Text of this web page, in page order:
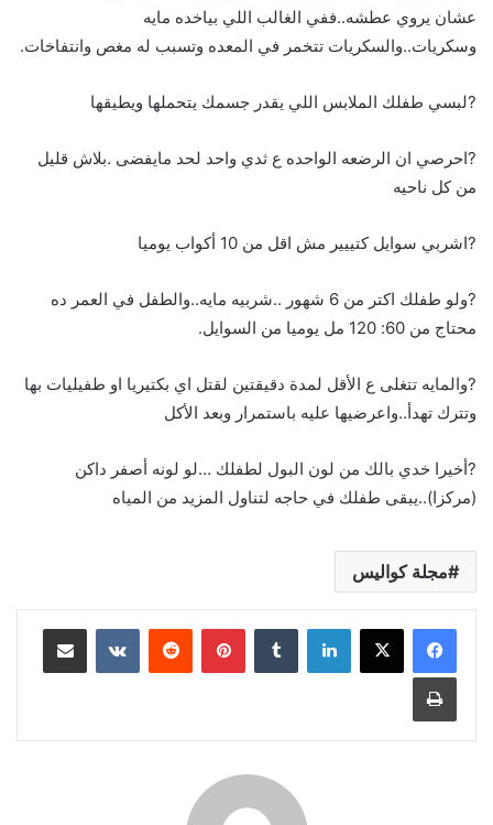
عشان يروي عطشه..ففي الغالب اللي بياخده مايه
وسكريات..والسكريات تتخمر في المعده وتسبب له مغص وانتفاخات.
?لبسي طفلك الملابس اللي يقدر جسمك يتحملها ويطيقها
?احرصي ان الرضعه الواحده ع ثدي واحد لحد مايفضى .بلاش قليل
من كل ناحيه
?اشربي سوايل كتييير مش اقل من 10 أكواب يوميا
?ولو طفلك اكتر من 6 شهور ..شربيه مايه..والطفل في العمر ده
محتاج من 60: 120 مل يوميا من السوايل.
?والمايه تتغلى ع الأقل لمدة دقيقتين لقتل اي بكتيريا او طفيليات بها
وتترك تهدأ..واعرضيها عليه باستمرار وبعد الأكل
?أخيرا خدي بالك من لون البول لطفلك …لو لونه أصفر داكن
(مركزا)..يبقى طفلك في حاجه لتناول المزيد من المياه
مجلة كواليس
لينكدإن بينتيريست مشاركة عبر البريد
طباعة